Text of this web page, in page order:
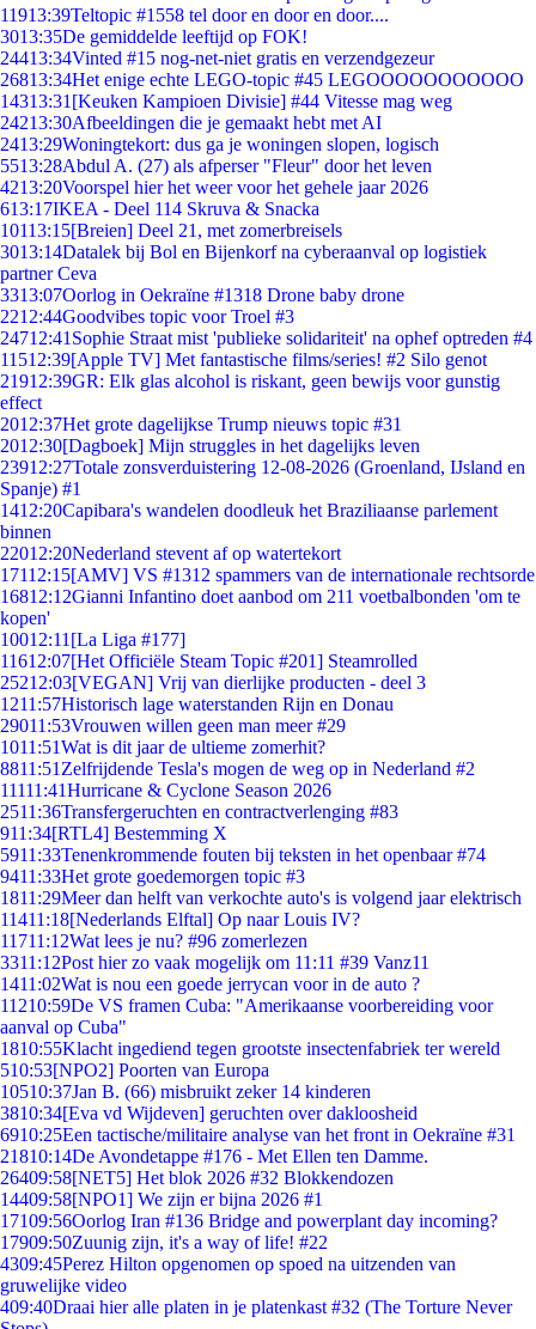
11913:39Teltopic #1558 tel door en door en door....
3013:35De gemiddelde leeftijd op FOK!
24413:34Vinted #15 nog-net-niet gratis en verzendgezeur
26813:34Het enige echte LEGO-topic #45 LEGOOOOOOOOOOO
14313:31 [Keuken Kampioen Divisie] #44 Vitesse mag weg
24213:30Afbeeldingen die je gemaakt hebt met AI
2413:29Woningtekort: dus ga je woningen slopen, logisch
5513:28Abdul A. (27) als afperser "Fleur" door het leven
4213:20Voorspel hier het weer voor het gehele jaar 2026
613:17IKEA - Deel 114 Skruva & Snacka
10113:15[Breien] Deel 21, met zomerbreisels
3013:14Datalek bij Bol en Bijenkorf na cyberaanval op logistiek
partner Ceva
3313:07Oorlog in Oekraïne #1318 Drone baby drone
2212:44Goodvibes topic voor Troel #3
24712:41 Sophie Straat mist 'publieke solidariteit' na ophef optreden #4
11512:39[Apple TV] Met fantastische films/series! #2 Silo genot
21912:39GR: Elk glas alcohol is riskant, geen bewijs voor gunstig
effect
2012:37Het grote dagelijkse Trump nieuws topic #31
2012:30[Dagboek] Mijn struggles in het dagelijks leven
23912:27Totale zonsverduistering 12-08-2026 (Groenland, IJsland en
Spanje) #1
1412:20Capibara's wandelen doodleuk het Braziliaanse parlement
binnen
22012:20Nederland stevent af op watertekort
17112:15[AMV] VS #1312 spammers van de internationale rechtsorde
16812:12Gianni Infantino doet aanbod om 211 voetbalbonden 'om te
kopen'
10012:11 [La Liga #177]
11612:07[Het Officiële Steam Topic #201] Steamrolled
25212:03[VEGAN] Vrij van dierlijke producten - deel 3
1211:57Historisch lage waterstanden Rijn en Donau
29011:53Vrouwen willen geen man meer #29
1011:51Wat is dit jaar de ultieme zomerhit?
8811:51 Zelfrijdende Tesla's mogen de weg op in Nederland #2
11111:41Hurricane & Cyclone Season 2026
2511:36Transfergeruchten en contractverlenging #83
911:34[RTL4] Bestemming X
5911:33Tenenkrommende fouten bij teksten in het openbaar #74
9411:33Het grote goedemorgen topic #3
1811:29Meer dan helft van verkochte auto's is volgend jaar elektrisch
11411:18[Nederlands Elftal] Op naar Louis IV?
11711:12Wat lees je nu? #96 zomerlezen
3311:12Post hier zo vaak mogelijk om 11:11 #39 Vanz11
1411:02Wat is nou een goede jerrycan voor in de auto ?
11210:59De VS framen Cuba: "Amerikaanse voorbereiding voor
aanval op Cuba"
1810:55Klacht ingediend tegen grootste insectenfabriek ter wereld
510:53[NPO2] Poorten van Europa
10510:37Jan B. (66) misbruikt zeker 14 kinderen
3810:34[Eva vd Wijdeven] geruchten over dakloosheid
6910:25Een tactische/militaire analyse van het front in Oekraïne #31
21810:14De Avondetappe #176 - Met Ellen ten Damme.
26409:58[NET5] Het blok 2026 #32 Blokkendozen
14409:58[NPO1] We zijn er bijna 2026 #1
17109:56Oorlog Iran #136 Bridge and powerplant day incoming?
17909:50Zuunig zijn, it's a way of life! #22
4309:45Perez Hilton opgenomen op spoed na uitzenden van
gruwelijke video
409:40Draai hier alle platen in je platenkast #32 (The Torture Never